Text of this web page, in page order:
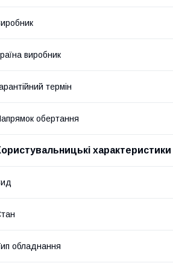
виробник
термін
обертання
характеристики
обладнання